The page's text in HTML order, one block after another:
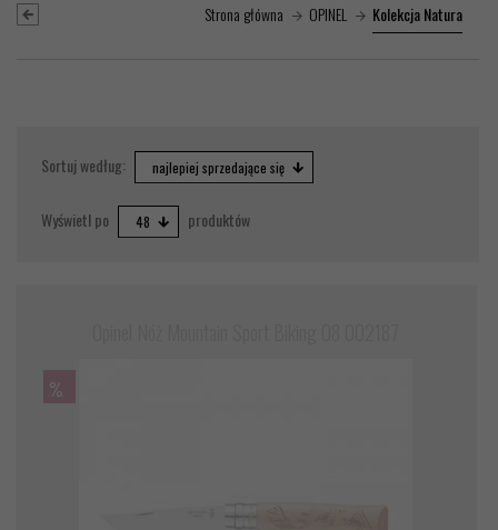
Strona główna OPINEL Kolekcja Natura
Sortuj według: sortnajlepiej sprzedające się
Wyświetl po pop48 produktów
%